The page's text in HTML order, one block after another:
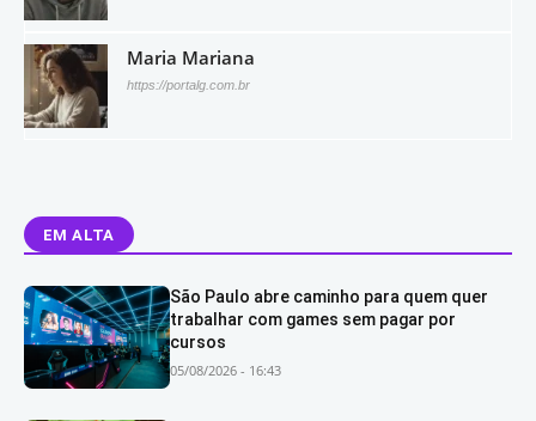
Maria Mariana
https://portalg.com.br
EM ALTA
São Paulo abre caminho para quem quer
trabalhar com games sem pagar por
cursos
05/08/2026 - 16:43